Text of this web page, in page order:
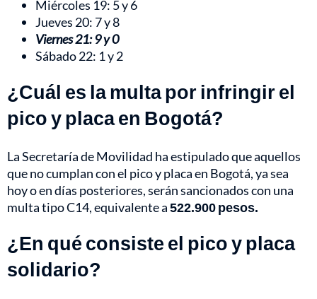
Miércoles 19: 5 y 6
Jueves 20: 7 y 8
Viernes 21: 9 y 0
Sábado 22: 1 y 2
¿Cuál es la multa por infringir el
pico y placa en Bogotá?
La Secretaría de Movilidad ha estipulado que aquellos
que no cumplan con el pico y placa en Bogotá, ya sea
hoy o en días posteriores, serán sancionados con una
multa tipo C14, equivalentea522.900 pesos.
¿En qué consiste el pico y placa
solidario?